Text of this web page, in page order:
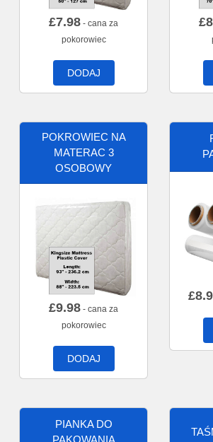
£7.98 - cana za
pokorowiec
DODAJ
£
POKROWIEC NA
MATERAC 3
OSOBOWY
£9.98 - cana za
pokorowiec
DODAJ
£
PIANKA DO